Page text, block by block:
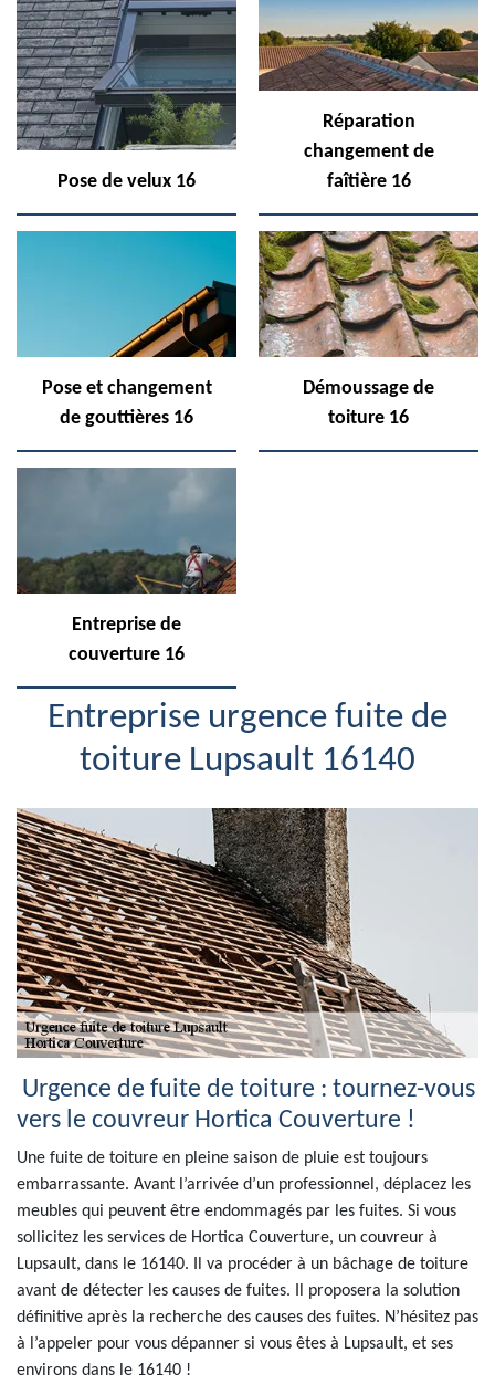
Pose de velux 16
Réparation
changement de
faîtière 16
Pose et changement
de gouttières 16
Démoussage de
toiture 16
Entreprise de
couverture 16
Entreprise urgence fuite de
toiture Lupsault 16140
Urgence de fuite de toiture : tournez-vous
vers le couvreur Hortica Couverture !
Une fuite de toiture en pleine saison de pluie est toujours
embarrassante. Avant l’arrivée d’un professionnel, déplacez les
meubles qui peuvent être endommagés par les fuites. Si vous
sollicitez les services de Hortica Couverture, un couvreur à
Lupsault, dans le 16140. Il va procéder à un bâchage de toiture
avant de détecter les causes de fuites. Il proposera la solution
définitive après la recherche des causes des fuites. N’hésitez pas
à l’appeler pour vous dépanner si vous êtes à Lupsault, et ses
environs dans le 16140 !